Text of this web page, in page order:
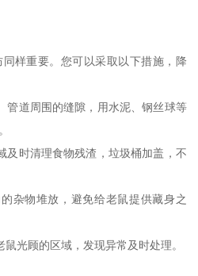
样重要。您可以采取以下措施，降
管道周围的缝隙，用水泥、钢丝球等
及时清理食物残渣，垃圾桶加盖，不
的杂物堆放，避免给老鼠提供藏身之
鼠光顾的区域，发现异常及时处理。